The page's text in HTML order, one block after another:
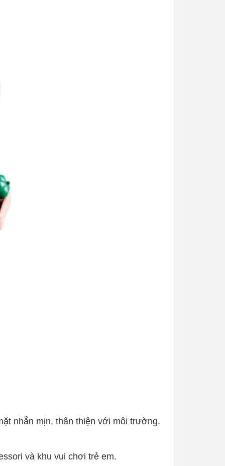
nhẵn mịn, thân thiện với môi trường.
và khu vui chơi trẻ em.